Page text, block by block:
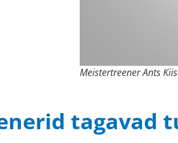
Meistertreener Ants
tagavad